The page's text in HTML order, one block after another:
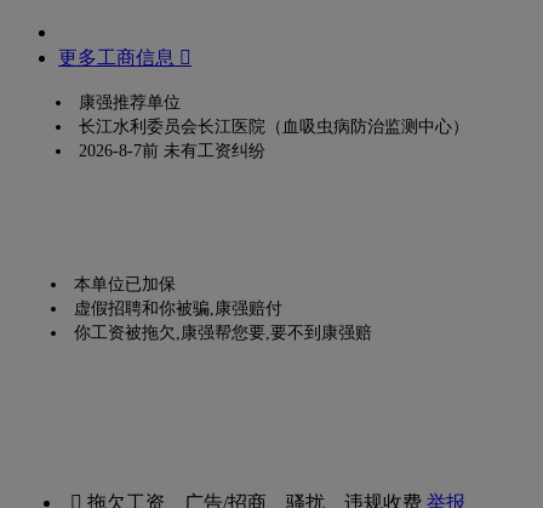
更多工商信息 
康强推荐单位
长江水利委员会长江医院（血吸虫病防治监测中心）
2026-8-7前 未有工资纠纷
本单位已加保
虚假招聘和你被骗,康强赔付
你工资被拖欠,康强帮您要,要不到康强赔
 拖欠工资、广告/招商、骚扰、违规收费举报